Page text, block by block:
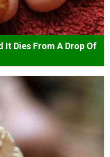
It Dies From A Drop Of